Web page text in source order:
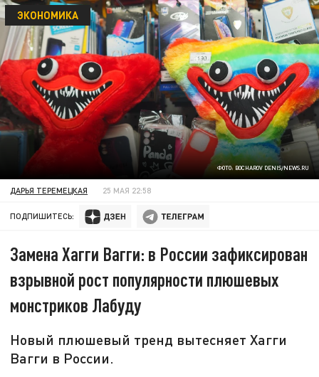
ФОТО: BOCHAROV DENIS/NEWS.RU
ЭКОНОМИКА
ДАРЬЯ ТЕРЕМЕЦКАЯ 25 МАЯ 22:58
ПОДПИШИТЕСЬ:
Замена Хагги Вагги: в России зафиксирован
взрывной рост популярности плюшевых
монстриков Лабуду
Новый плюшевый тренд вытесняет Хагги
Вагги в России.